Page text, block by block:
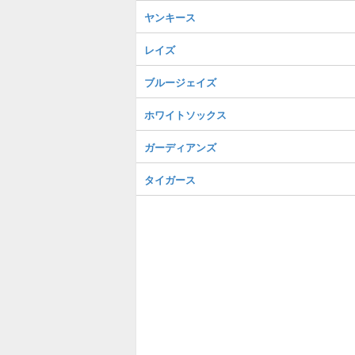
ヤンキース
レイズ
ブルージェイズ
ホワイトソックス
ガーディアンズ
タイガース